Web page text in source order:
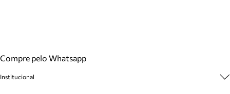
Compre pelo Whatsapp
Institucional